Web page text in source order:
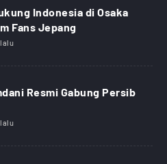
Indonesia di Osaka
Fans Jepang
Resmi Gabung Persib